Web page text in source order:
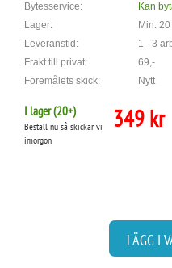
Bytesservice:
Kan
Lager:
Min.
Leveranstid:
1 - 3
Frakt till privat:
69,-
Föremålets skick:
Nytt
I lager (20+)
Beställ nu så skickar vi
imorgon
349 kr
LÄGG I